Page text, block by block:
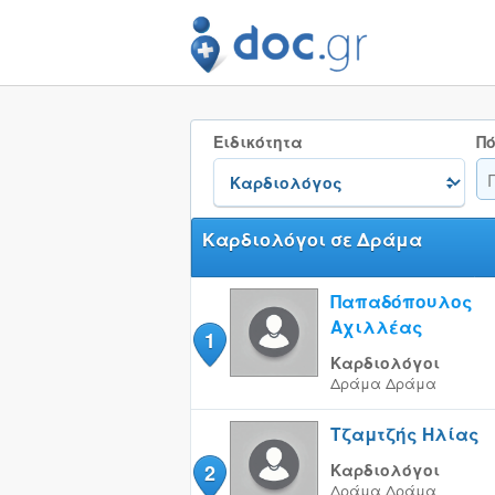
Ειδικότητα
Καρδιολόγοι σε Δράμα
1
Παπαδόπουλος
Αχιλλέας
Καρδιολόγοι
Δράμα Δράμα
2
Τζαμτζής Ηλίας
Καρδιολόγοι
Δράμα Δράμα